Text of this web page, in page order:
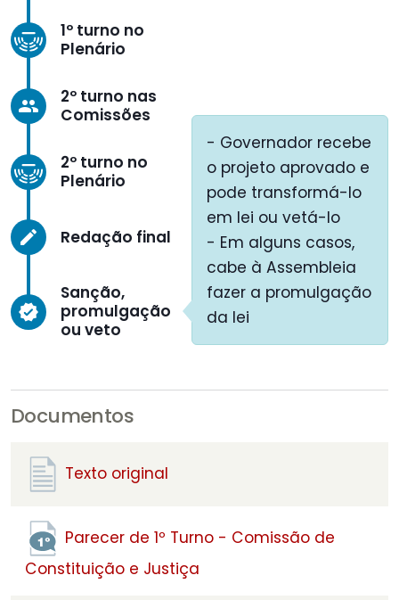
1º turno no
Plenário
group
2º turno nas
Comissões
2º turno no
Plenário
create Redação final
verified
Sanção,
promulgação
ou veto
- Governador recebe
o projeto aprovado e
pode transformá-lo
em lei ou vetá-lo
- Em alguns casos,
cabe à Assembleia
fazer a promulgação
da lei
Documentos
Texto original
Parecer de 1º Turno - Comissão de
Constituição e Justiça